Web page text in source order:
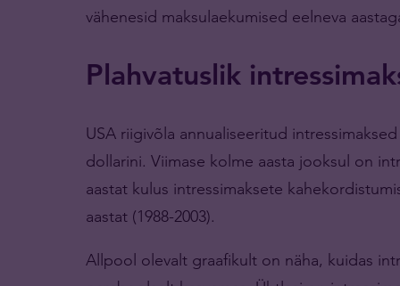
vähenesid maksulaekumised eelneva
Plahvatuslik
USA riigivõla annualiseeritud
dollarini. Viimase kolme aasta jooksul on
aastat kulus intressimaksete
aastat (1988-2003).
Allpool olevalt graafikult on näha, kuidas